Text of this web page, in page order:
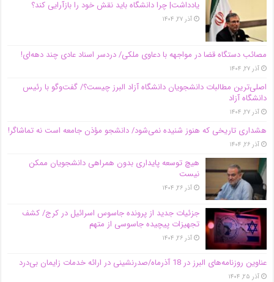
یادداشت| چرا دانشگاه باید نقش خود را بازآرایی کند؟
آذر ۲۷, ۱۴۰۴
مصائب دستگاه قضا در مواجهه با دعاوی ملکی/ دردسر اسناد عادی چند‌ دهه‌ای!
آذر ۲۷, ۱۴۰۴
اصلی‌ترین مطالبات دانشجویان دانشگاه آزاد البرز چیست؟/ گفت‌وگو با رئیس
دانشگاه آز‌اد
آذر ۲۷, ۱۴۰۴
هشداری تاریخی که هنوز شنیده نمی‌شود/ دانشجو مؤذن جامعه است نه تماشاگر!
آذر ۲۶, ۱۴۰۴
هیچ توسعه پایداری بدون همراهی دانشجویان ممکن
نیست
آذر ۲۶, ۱۴۰۴
جزئیات جدید از پرونده جاسوس اسرائیل در کرج/‌ کشف
تجهیزات پیچیده جاسوسی از متهم
آذر ۲۶, ۱۴۰۴
عناوین روزنامه‌های البرز در ‌18 آذرماه/صدرنشینی در ارائه خدمات زایمان بی‌درد
آذر ۲۵, ۱۴۰۴